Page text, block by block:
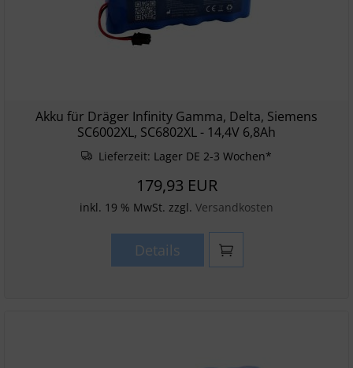
Akku für Dräger Infinity Gamma, Delta, Siemens
SC6002XL, SC6802XL - 14,4V 6,8Ah
Lieferzeit: Lager DE 2-3 Wochen*
179,93 EUR
inkl. 19 % MwSt. zzgl. Versandkosten
Details